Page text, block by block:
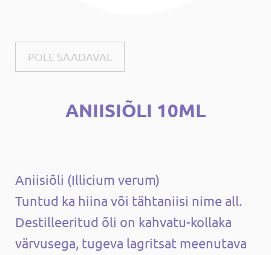
POLE SAADAVAL
ANIISIÕLI 10ML
Aniisiõli (Illicium verum)
Tuntud ka hiina või tähtaniisi nime all.
Destilleeritud õli on kahvatu-kollaka
värvusega, tugeva lagritsat meenutava